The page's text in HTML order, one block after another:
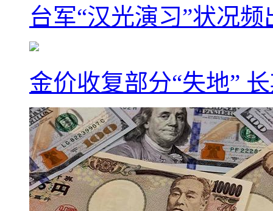
台军“汉光演习”状况
金价收复部分“失地”